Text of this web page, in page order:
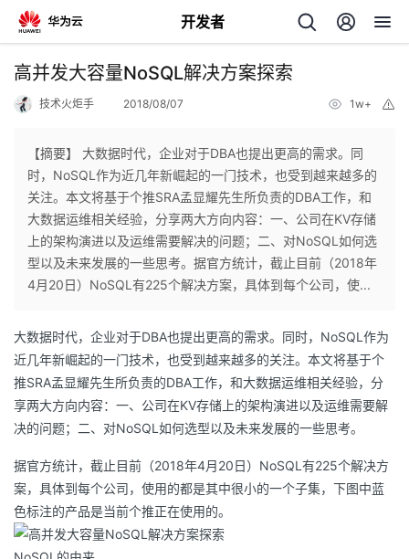
开发者
返
个
人
页
我
开
发
我
的
我
高并发大容量NoSQL解决方案探索
技术火炬手 2018/08/07 1w+
【摘要】 大数据时代，企业对于DBA也提出更高的需求。同
时，NoSQL作为近几年新崛起的一门技术，也受到越来越多的
关注。本文将基于个推SRA孟显耀先生所负责的DBA工作，和
大数据运维相关经验，分享两大方向内容：一、公司在KV存储
上的架构演进以及运维需要解决的问题；二、对NoSQL如何选
型以及未来发展的一些思考。据官方统计，截止目前（2018年
4月20日）NoSQL有225个解决方案，具体到每个公司，使...
大数据时代，企业对于DBA也提出更高的需求。同时，NoSQL作为
近几年新崛起的一门技术，也受到越来越多的关注。本文将基于个
推SRA孟显耀先生所负责的DBA工作，和大数据运维相关经验，分
享两大方向内容：一、公司在KV存储上的架构演进以及运维需要解
决的问题；二、对NoSQL如何选型以及未来发展的一些思考。
据官方统计，截止目前（2018年4月20日）NoSQL有225个解决方
案，具体到每个公司，使用的都是其中很小的一个子集，下图中蓝
色标注的产品是当前个推正在使用的。